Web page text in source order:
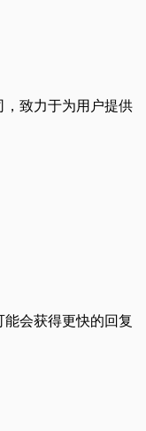
，致力于为用户提供
能会获得更快的回复